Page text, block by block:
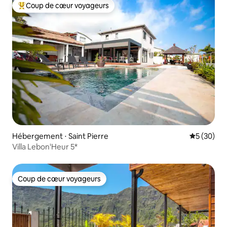
Coups de cœur voyageurs les plus appréciés
Coup de cœur voyageurs
Hébergement ⋅ Saint Pierre
5 (30)
Villa Lebon'Heur 5*
Coup de cœur voyageurs
Coup de cœur voyageurs